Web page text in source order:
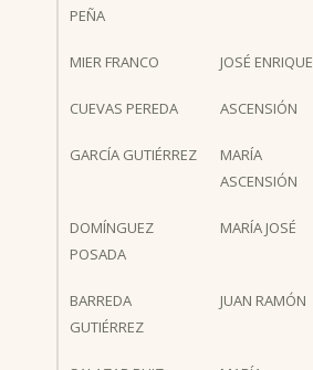
PEÑA
MIER FRANCO JOSÉ ENRIQUE
CUEVAS PEREDA ASCENSIÓN
GARCÍA GUTIÉRREZ
MARÍA
ASCENSIÓN
DOMÍNGUEZ
POSADA
MARÍA JOSÉ
BARREDA
GUTIÉRREZ
JUAN RAMÓN